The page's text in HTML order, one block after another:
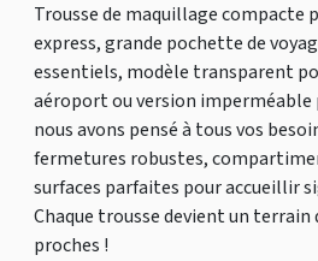
Trousse de maquillage compacte
express, grande pochette de
essentiels, modèle transparent
aéroport ou version imperméable
nous avons pensé à tous vos
fermetures robustes,
surfaces parfaites pour accueillir
Chaque trousse devient un terrain
proches !